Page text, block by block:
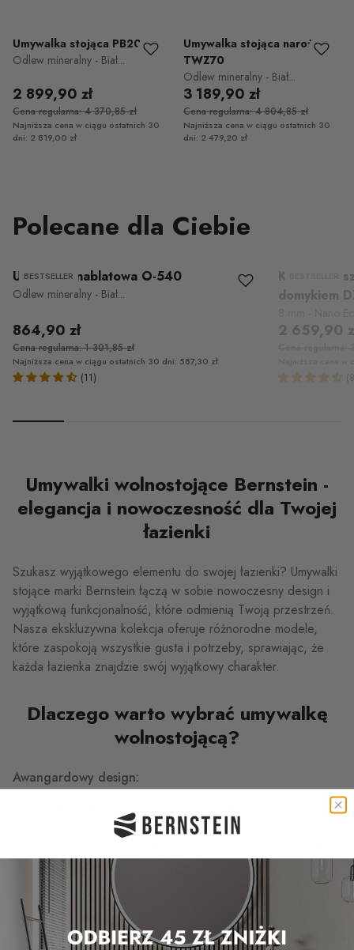
Umywalka stojąca PB2022
Odlew mineralny - Biał...
2 899,90 zł
Cena regularna: 4 370,85 zł
Najniższa cena w ciągu ostatnich 30
dni: 2 819,00 zł
Umywalka stojąca narożna
TWZ70
Odlew mineralny - Biał...
3 189,90 zł
Cena regularna: 4 804,85 zł
Najniższa cena w ciągu ostatnich 30
dni: 2 479,20 zł
Polecane dla Ciebie
BESTSELLER
Umywalka nablatowa O-540
Odlew mineralny - Biał...
864,90 zł
Cena regularna: 1 301,85 zł
Najniższa cena w ciągu ostatnich 30 dni: 587,30 zł
(11)
Kabina
domykiem
2 659,90
Umywalki wolnostojące Bernstein -
elegancja i nowoczesność dla Twojej
łazienki
Szukasz wyjątkowego elementu do swojej łazienki? Umywalki
stojące marki Bernstein łączą w sobie nowoczesny design i
wyjątkową funkcjonalność, które odmienią Twoją przestrzeń.
Nasza ekskluzywna kolekcja oferuje różnorodne modele,
które zaspokoją wszystkie gusta i potrzeby, sprawiając, że
każda łazienka znajdzie swój wyjątkowy charakter.
Dlaczego warto wybrać umywalkę
wolnostojącą?
Awangardowy design:
Nasze umywalki stojące wyróżniają się elegancką,
nowoczesną estetyką. Niezależnie od tego, czy preferujesz
wniosą do Twojej łazienki niezrównany powiew
ekskluzywności.
Najwyższa jakość: